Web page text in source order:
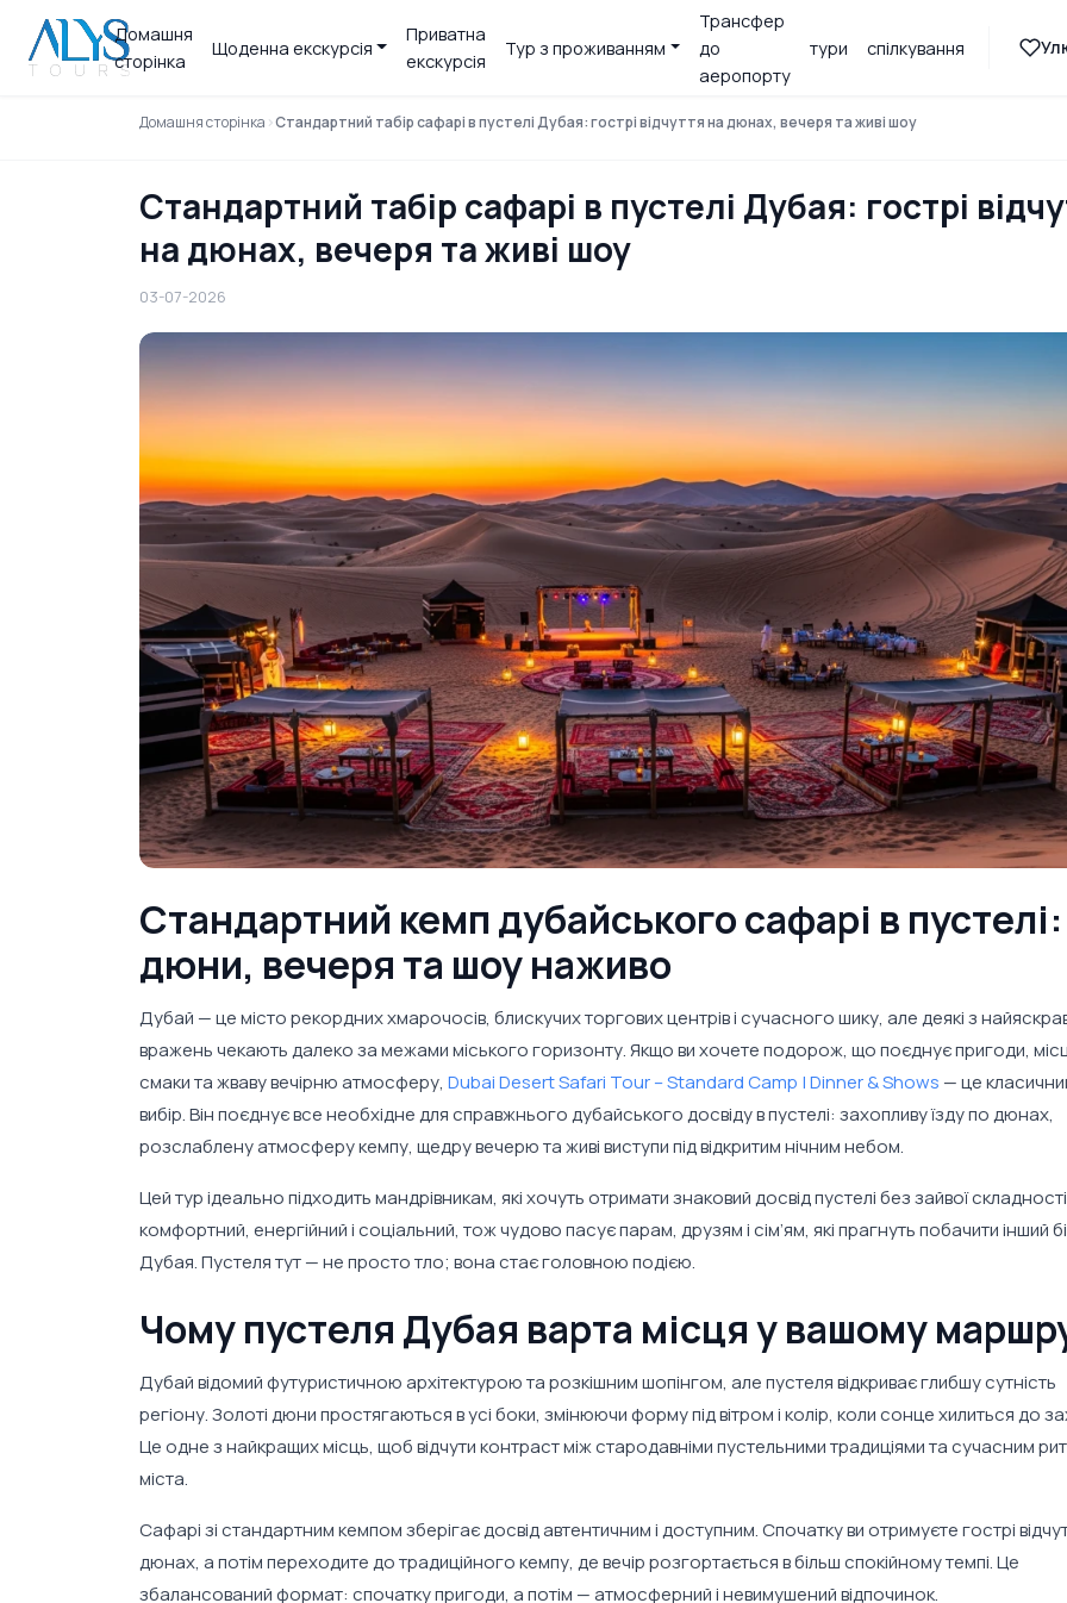
Домашня
сторінка
Щоденна екскурсія
Приватна
екскурсія
Тур з проживанням
Трансфер
до
аеропорту
тури спілкування
Домашня сторінка Стандартний табір сафарі в пустелі Дубая: гострі відчуття на дюнах, вечеря та живі шоу
Стандартний табір сафарі в пустелі Дубая: гострі
на дюнах, вечеря та живі шоу
03-07-2026
Стандартний кемп дубайського сафарі в пустелі:
дюни, вечеря та шоу наживо
Дубай — це місто рекордних хмарочосів, блискучих торгових центрів і сучасного шику, але деякі з
вражень чекають далеко за межами міського горизонту. Якщо ви хочете подорож, що поєднує пригоди,
смаки та жваву вечірню атмосферу, Dubai Desert Safari Tour – Standard Camp | Dinner & Shows — це
вибір. Він поєднує все необхідне для справжнього дубайського досвіду в пустелі: захопливу їзду по дюнах,
розслаблену атмосферу кемпу, щедру вечерю та живі виступи під відкритим нічним небом.
Цей тур ідеально підходить мандрівникам, які хочуть отримати знаковий досвід пустелі без зайвої
комфортний, енергійний і соціальний, тож чудово пасує парам, друзям і сім’ям, які прагнуть побачити інший
Дубая. Пустеля тут — не просто тло; вона стає головною подією.
Чому пустеля Дубая варта місця у вашому
Дубай відомий футуристичною архітектурою та розкішним шопінгом, але пустеля відкриває глибшу сутність
регіону. Золоті дюни простягаються в усі боки, змінюючи форму під вітром і колір, коли сонце хилиться до
Це одне з найкращих місць, щоб відчути контраст між стародавніми пустельними традиціями та сучасним
міста.
Сафарі зі стандартним кемпом зберігає досвід автентичним і доступним. Спочатку ви отримуєте гострі
дюнах, а потім переходите до традиційного кемпу, де вечір розгортається в більш спокійному темпі. Це
збалансований формат: спочатку пригоди, а потім — атмосферний і невимушений відпочинок.